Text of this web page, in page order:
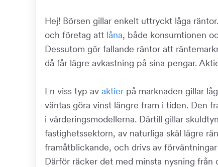
Hej! Börsen gillar enkelt uttryckt låga
och företag att låna, både konsumtionen
Dessutom gör fallande räntor att
då får lägre avkastning på sina pengar.
En viss typ av aktier på marknaden gillar
väntas göra vinst längre fram i tiden. Den
i värderingsmodellerna. Därtill gillar
fastighetssektorn, av naturliga skäl lägre
framåtblickande, och drivs av
Därför räcker det med minsta nysning